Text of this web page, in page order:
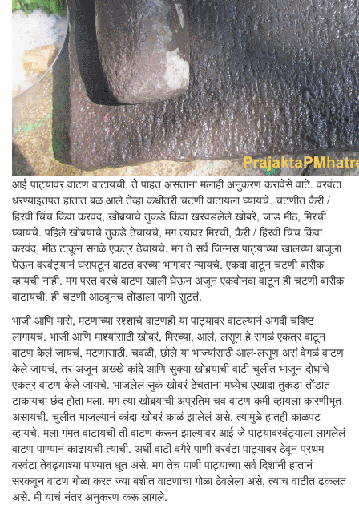
आई पाट्यावर वाटण वाटायची. ते पाहत असताना मलाही अनुकरण करावेसे वाटे. वरवंटा
धरण्याइतपत हातात बळ आले तेव्हा कधीतरी चटणी वाटायला घ्यायचे. चटणीत कैरी /
हिरवी चिंच किंवा करवंद, खोबर्‍याचे तुकडे किंवा खरवडलेले खोबरे, जाड मीठ, मिरची
घ्यायचे. पहिले खोबर्‍याचे तुकडे ठेचायचे, मग त्यावर मिरची, कैरी / हिरवी चिंच किंवा
करवंद, मीठ टाकून सगळे एकत्र ठेचायचे. मग ते सर्व जिन्नस पाट्याच्या खालच्या बाजूला
घेऊन वरवंट्यानं घसपटून वाटत वरच्या भागावर न्यायचे. एकदा वाटून चटणी बारीक
व्हायची नाही. मग परत वरचे वाटण खाली घेऊन अजून एकदोनदा वाटून ही चटणी बारीक
वाटायची. ही चटणी आठवूनच तोंडाला पाणी सुटतं.
भाजी आणि मासे, मटणाच्या रश्शाचे वाटणही या पाट्यावर वाटल्यानं अगदी चविष्ट
लागायचं. भाजी आणि माश्यांसाठी खोबरं, मिरच्या, आलं, लसूण हे सगळं एकत्र वाटून
वाटण केलं जायचं, मटणासाठी, चवळी, छोले या भाज्यांसाठी आलं-लसूण असं वेगळं वाटण
केले जायचं, तर अजून अख्खे कांदे आणि सुक्या खोबर्‍याची वाटी चुलीत भाजून दोघांचे
एकत्र वाटण केले जायचे. भाजलेलं सुकं खोबरं ठेचताना मध्येच एखादा तुकडा तोंडात
टाकायचा छंद होता मला. मग त्या खोबर्‍याची अप्रतिम चव वाटण कमी व्हायला कारणीभूत
असायची. चुलीत भाजल्यानं कांदा-खोबरं काळं झालेलं असे. त्यामुळे हातही काळपट
व्हायचे. मला गंमत वाटायची ती वाटण करून झाल्यावर आई जे पाट्यावरवंट्याला लागलेलं
वाटण पाण्यानं काढायची त्याची. अर्धी वाटी वगैरे पाणी वरवंटा पाट्यावर ठेवून प्रथम
वरवंटा तेवढ्याश्या पाण्यात धूत असे. मग तेच पाणी पाट्याच्या सर्व दिशांनी हातानं
सरकवून वाटण गोळा करत ज्या बशीत वाटणाचा गोळा ठेवलेला असे, त्याच वाटीत ढकलत
असे. मी याचं नंतर अनुकरण करू लागले.